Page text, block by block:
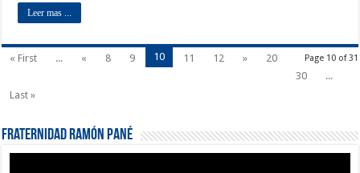
Leer mas ...
Page 10 of 31
« First ... « 8 9 10 11 12 »
20
30
...
Last »
Fraternidad Ramón Pané